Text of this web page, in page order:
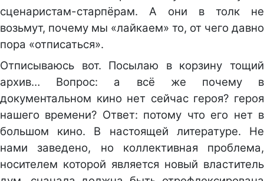
сценаристам-старпёрам. А они в толк не
возьмут, почему мы «лайкаем» то, от чего давно
пора «отписаться».
Отписываюсь вот. Посылаю в корзину тощий
архив… Вопрос: а всё же почему в
документальном кино нет сейчас героя? героя
нашего времени? Ответ: потому что его нет в
большом кино. В настоящей литературе. Не
нами заведено, но коллективная проблема,
носителем которой является новый властитель